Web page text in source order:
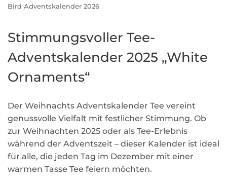
Bird Adventskalender 2026
Stimmungsvoller Tee-
Adventskalender 2025 „White
Ornaments“
Der Weihnachts Adventskalender Tee vereint
genussvolle Vielfalt mit festlicher Stimmung. Ob
zur Weihnachten 2025 oder als Tee-Erlebnis
während der Adventszeit – dieser Kalender ist ideal
für alle, die jeden Tag im Dezember mit einer
warmen Tasse Tee feiern möchten.